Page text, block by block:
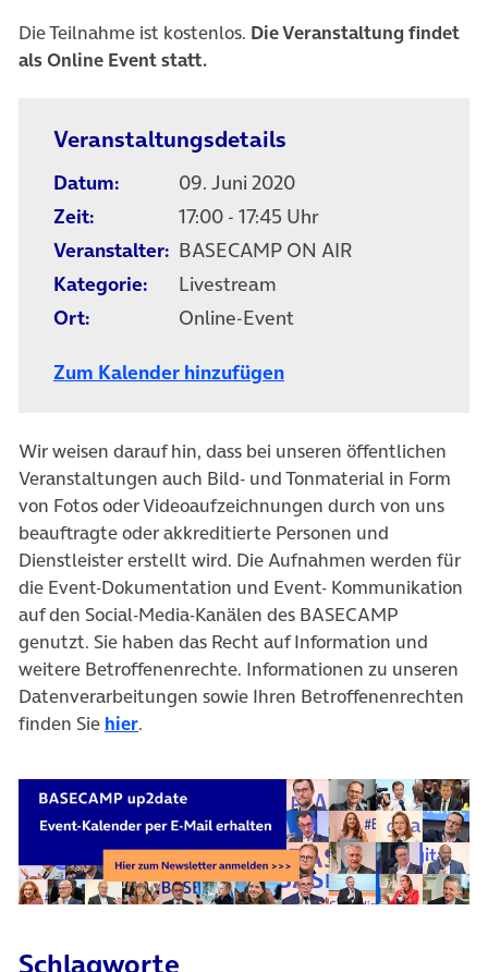
Die Teilnahme ist kostenlos. Die Veranstaltung findet
als Online Event statt.
Veranstaltungsdetails
Datum:
09. Juni 2020
Zeit:
17:00 - 17:45 Uhr
Veranstalter: BASECAMP ON AIR
Kategorie:
Livestream
Ort:
Online-Event
Zum Kalender hinzufügen
Wir weisen darauf hin, dass bei unseren öffentlichen
Veranstaltungen auch Bild- und Tonmaterial in Form
von Fotos oder Videoaufzeichnungen durch von uns
beauftragte oder akkreditierte Personen und
Dienstleister erstellt wird. Die Aufnahmen werden für
die Event-Dokumentation und Event- Kommunikation
auf den Social-Media-Kanälen des BASECAMP
genutzt. Sie haben das Recht auf Information und
weitere Betroffenenrechte. Informationen zu unseren
Datenverarbeitungen sowie Ihren Betroffenenrechten
finden Sie hier.
Schlagworte